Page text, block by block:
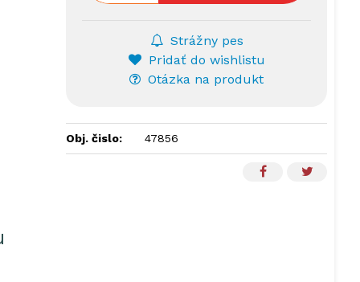
Strážny pes
Pridať do wishlistu
Otázka na produkt
Obj. čislo: 47856